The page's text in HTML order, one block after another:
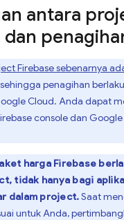
antara
dan
Firebase sebenarnya
sehingga penagihan
Cloud. Anda dapat
console dan
harga Firebase
tidak hanya bagi
dalam project.Saat
untuk Anda,